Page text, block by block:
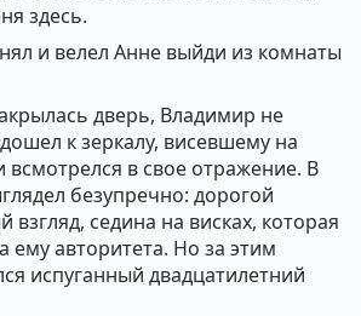
здесь.
и велел Анне выйди из комнаты
дверь, Владимир не
к зеркалу, висевшему на
всмотрелся в свое отражение. В
безупречно: дорогой
взгляд, седина на висках, которая
ему авторитета. Но за этим
испуганный двадцатилетний